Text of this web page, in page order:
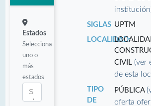
Estados
Selecciona
uno o
más
estados
SIGLAS UPTM
LOCALIDAD:
CIVIL(ver
de esta
TIPO
DE
PÚBLICA
oferta